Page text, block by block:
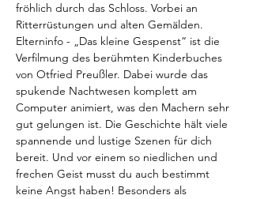
fröhlich durch das Schloss. Vorbei an
Ritterrüstungen und alten Gemälden.
Elterninfo - „Das kleine Gespenst“ ist die
Verfilmung des berühmten Kinderbuches
von Otfried Preußler. Dabei wurde das
spukende Nachtwesen komplett am
Computer animiert, was den Machern sehr
gut gelungen ist. Die Geschichte hält viele
spannende und lustige Szenen für dich
bereit. Und vor einem so niedlichen und
frechen Geist musst du auch bestimmt
keine Angst haben! Besonders als